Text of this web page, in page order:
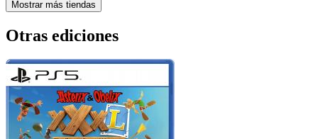
Mostrar más tiendas
Otras ediciones